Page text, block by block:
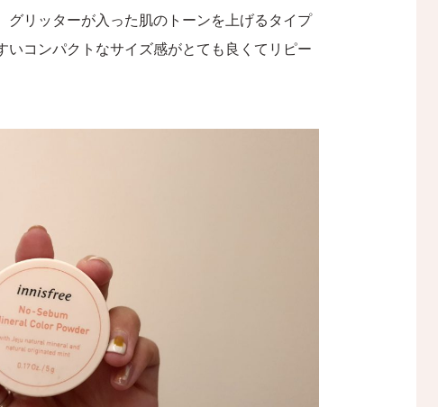
グリッターが入った肌のトーンを上げるタイプ
いコンパクトなサイズ感がとても良くてリピー